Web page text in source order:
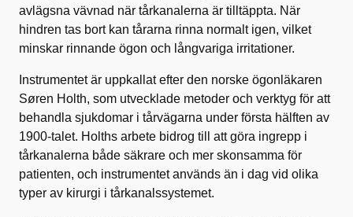
avlägsna vävnad när tårkanalerna är tilltäppta. När
hindren tas bort kan tårarna rinna normalt igen, vilket
minskar rinnande ögon och långvariga irritationer.
Instrumentet är uppkallat efter den norske ögonläkaren
Søren Holth, som utvecklade metoder och verktyg för att
behandla sjukdomar i tårvägarna under första hälften av
1900‑talet. Holths arbete bidrog till att göra ingrepp i
tårkanalerna både säkrare och mer skonsamma för
patienten, och instrumentet används än i dag vid olika
typer av kirurgi i tårkanalssystemet.